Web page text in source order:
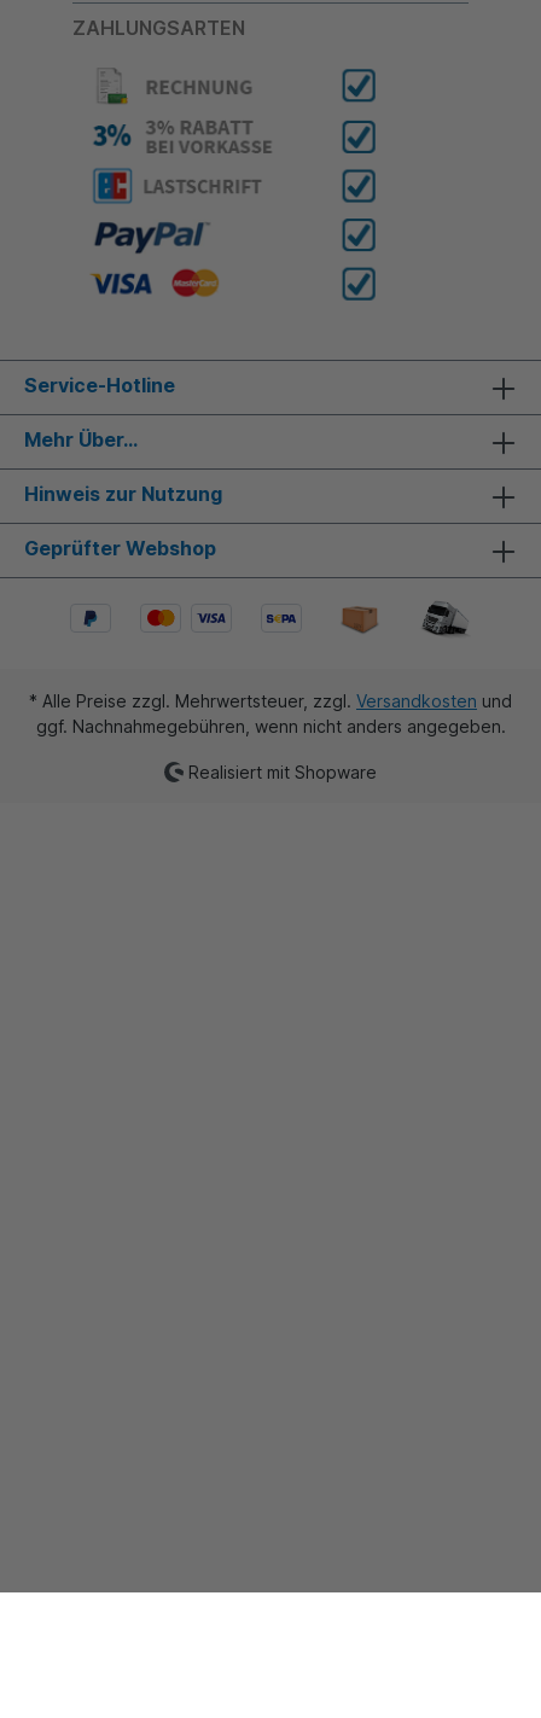
ZAHLUNGSARTEN
Service-Hotline
Mehr Über...
Hinweis zur Nutzung
Geprüfter Webshop
* Alle Preise zzgl. Mehrwertsteuer, zzgl. Versandkosten und
ggf. Nachnahmegebühren, wenn nicht anders angegeben.
Realisiert mit Shopware